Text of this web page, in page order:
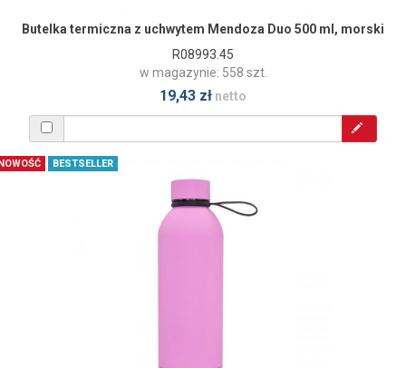
Butelka termiczna z uchwytem Mendoza Duo 500 ml, morski
R08993.45
w magazynie: 558 szt.
19,43 zł netto
BESTSELLER